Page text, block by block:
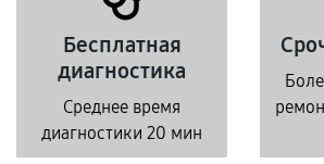
Бесплатная
диагностика
Среднее время
диагностики 20 мин